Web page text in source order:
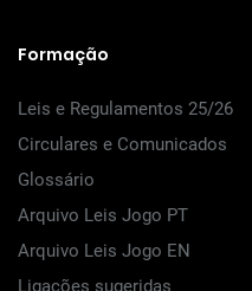
Formação
Leis e Regulamentos 25/26
Circulares e Comunicados
Glossário
Arquivo Leis Jogo PT
Arquivo Leis Jogo EN
Ligações sugeridas